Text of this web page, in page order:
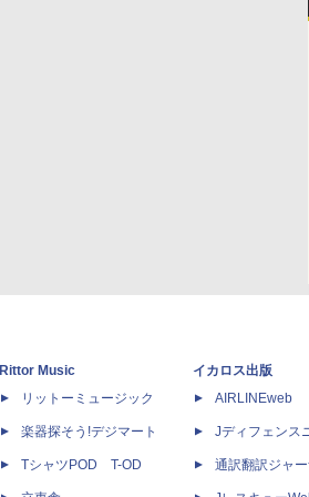
Rittor Music
リットーミュージック
楽器探そう!デジマート
TシャツPOD T-OD
イカロス出版
AIRLINEweb
Jディフェンス
通訳翻訳ジャ